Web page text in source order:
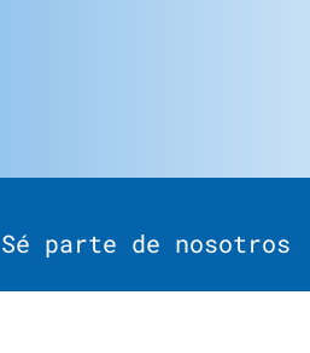
Sé parte de nosotros